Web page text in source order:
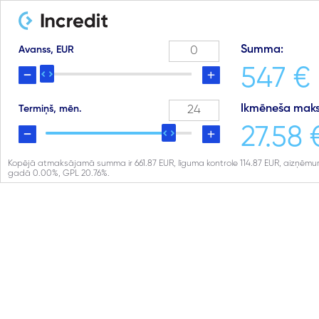
Avanss, EUR
Termiņš, mēn.
Summa:
547 €
Ikmēneša
27.58
Kopējā atmaksājamā summa ir 661.87 EUR, līguma kontrole 114.87 EUR,
gadā 0.00%, GPL 20.76%.